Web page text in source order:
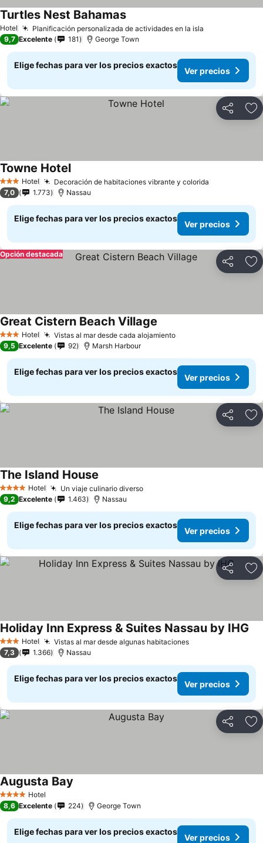
Hotel Planificación personalizada de actividades en la isla
Turtles Nest Bahamas
9,7 Excelente 181 George Town
Elige fechas para ver los precios exactos
Ver precios
Compartir
3 Estrellas
Hotel Decoración de habitaciones vibrante y colorida
Towne Hotel
7,0 1.773 Nassau
Elige fechas para ver los precios exactos
Ver precios
Compartir
Opción destacada
3 Estrellas
Hotel Vistas al mar desde cada alojamiento
Great Cistern Beach Village
9,5 Excelente 92 Marsh Harbour
Elige fechas para ver los precios exactos
Ver precios
Compartir
4 EstrellasHotel Un viaje culinario diverso
The Island House
9,2 Excelente 1.463 Nassau
Elige fechas para ver los precios exactos
Ver precios
Compartir
3 Estrellas
Hotel Vistas al mar desde algunas habitaciones
Holiday Inn Express & Suites Nassau by IHG
7,3 1.366 Nassau
Elige fechas para ver los precios exactos
Ver precios
Compartir
4 EstrellasHotel
Augusta Bay
8,6 Excelente 224 George Town
Elige fechas para ver los precios exactos
Ver precios